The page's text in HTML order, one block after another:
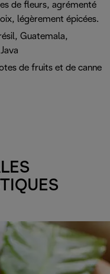
de fleurs, agrémenté
légèrement épicées.
Guatemala,
de fruits et de canne